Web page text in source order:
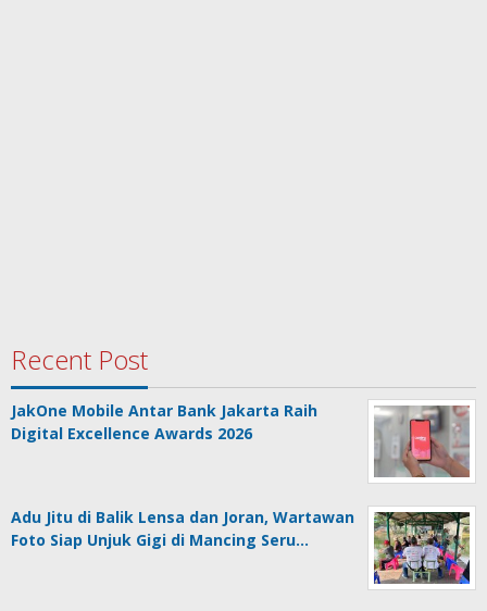
Recent Post
JakOne Mobile Antar Bank Jakarta Raih
Digital Excellence Awards 2026
Adu Jitu di Balik Lensa dan Joran, Wartawan
Foto Siap Unjuk Gigi di Mancing Seru…